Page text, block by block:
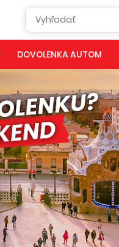
DOVOLENKA AUTOM